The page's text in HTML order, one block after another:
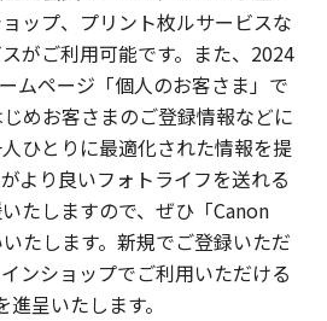
ップ、プリント枚ルサービスな
がご利用可能です。また、2024
ムページ「個人のお客さま」で
めお客さまのご登録情報などに
ひとりに最適化された情報を提
より良いフォトライフを送れる
たしますので、ぜひ「Canon
たします。新規でご登録いただ
ンショップでご利用いただける
呈いたします。